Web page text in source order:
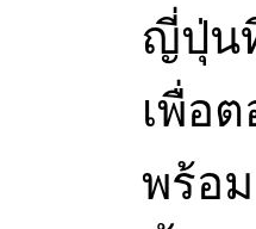
ญี่ปุ่น
เพื่อ
พร้อ